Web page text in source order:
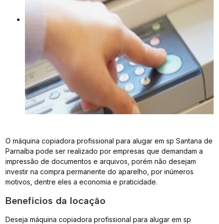
O máquina copiadora profissional para alugar em sp Santana de
Parnaíba pode ser realizado por empresas que demandam a
impressão de documentos e arquivos, porém não desejam
investir na compra permanente do aparelho, por inúmeros
motivos, dentre eles a economia e praticidade.
Benefícios da locação
Deseja máquina copiadora profissional para alugar em sp